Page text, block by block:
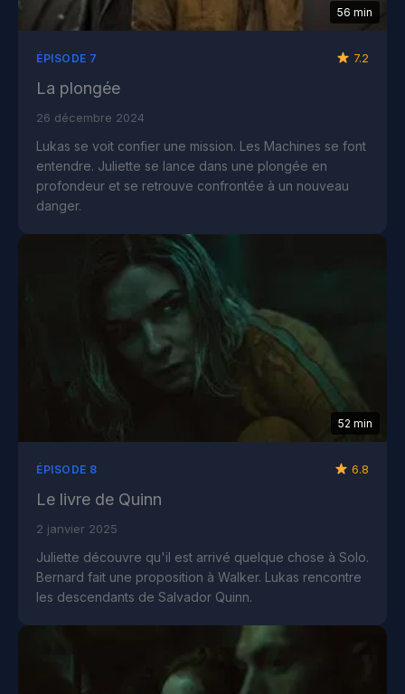
56 min
ÉPISODE 7 7.2
La plongée
26 décembre 2024
Lukas se voit confier une mission. Les Machines se font
entendre. Juliette se lance dans une plongée en
profondeur et se retrouve confrontée à un nouveau
danger.
52 min
ÉPISODE 8 6.8
Le livre de Quinn
2 janvier 2025
Juliette découvre qu'il est arrivé quelque chose à Solo.
Bernard fait une proposition à Walker. Lukas rencontre
les descendants de Salvador Quinn.